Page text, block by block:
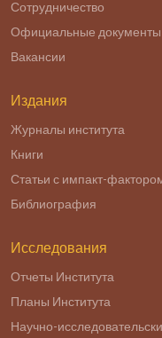
Сотрудничество
Официальные документы
Вакансии
Издания
Журналы института
Книги
Статьи с импакт-
Библиография
Исследования
Отчеты Института
Планы Института
Научно-